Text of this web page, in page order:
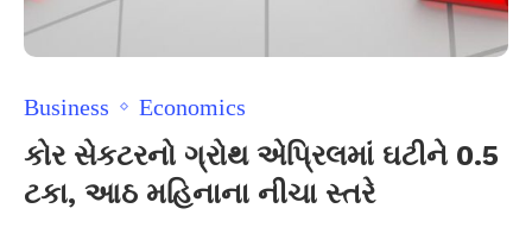
Business Economics
કોર સેકટરનો ગ્રોથ એપ્રિલમાં ઘટીને 0.5
ટકા, આઠ મહિનાના નીચા સ્તરે